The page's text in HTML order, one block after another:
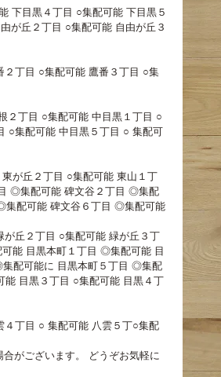
下目黒４丁目 ○集配可能 下目黒５
が丘２丁目 ○集配可能 自由が丘３
丁目 ○集配可能 鷹番３丁目 ○集
２丁目 ○集配可能 中目黒１丁目 ○
○集配可能 中目黒５丁目 ○ 集配可
が丘２丁目 ○集配可能 東山１丁
◎集配可能 碑文谷２丁目 ◎集配
配可能 碑文谷６丁目 ◎集配可能
丘２丁目 ○集配可能 緑が丘３丁
能 目黒本町１丁目 ◎集配可能 目
配可能に 目黒本町５丁目 ◎集配
目黒３丁目 ○集配可能 目黒４丁
丁目 ○ 集配可能 八雲５丁○集配
がございます。 どうぞお気軽に